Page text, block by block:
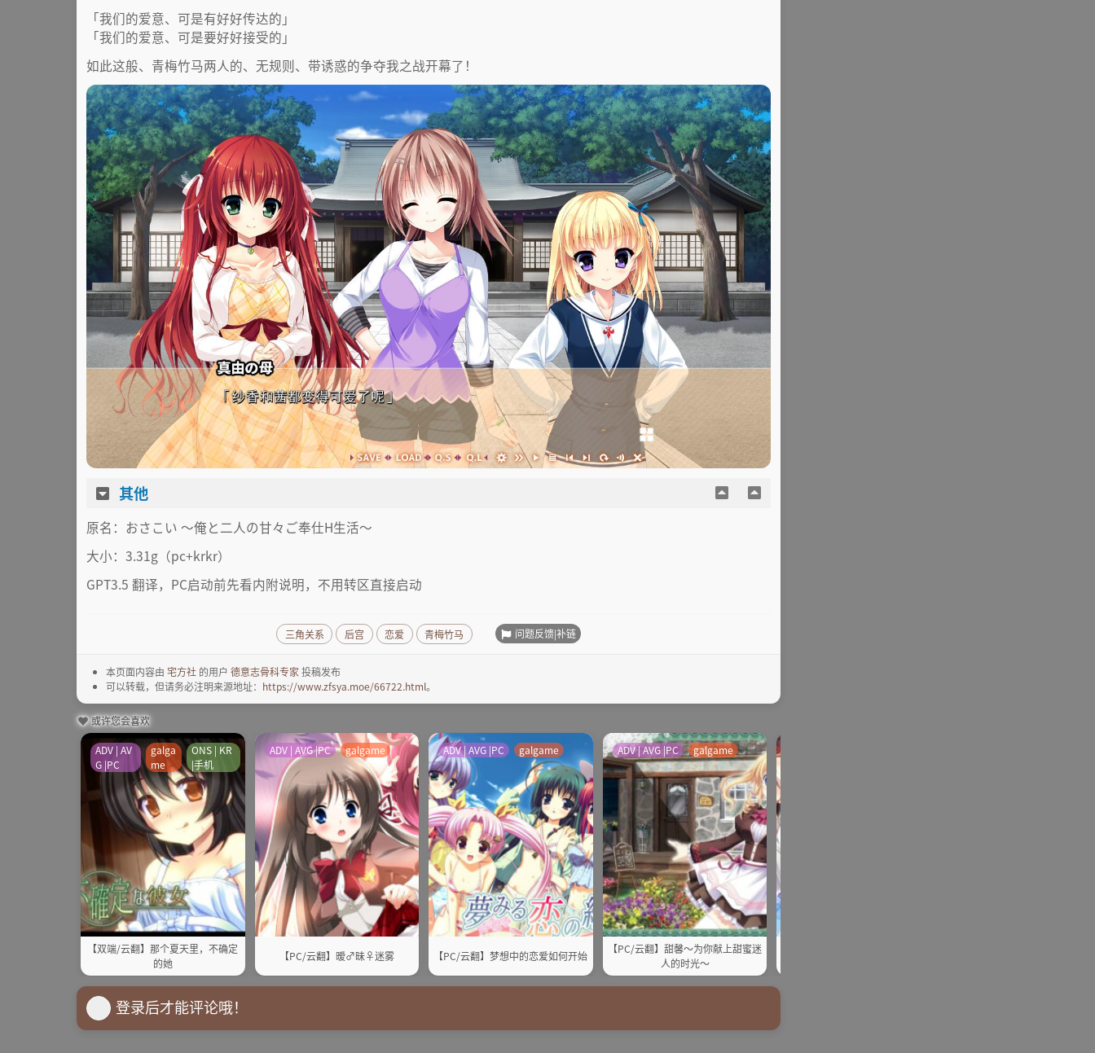
「我们的爱意、可是有好好传达的」
「我们的爱意、可是要好好接受的」
如此这般、青梅竹马两人的、无规则、带诱惑的争夺我之战开幕了！
其他
原名：おさこい ～俺と二人の甘々ご奉仕H生活～
大小：3.31g（pc+krkr）
GPT3.5 翻译，PC启动前先看内附说明，不用转区直接启动
三角关系 后宫 恋爱 青梅竹马 问题反馈|补链
本页面内容由 宅方社 的用户 德意志骨科专家 投稿发布
可以转载，但请务必注明来源地址： https://www.zfsya.moe/66722.html。
或许您会喜欢
【双端/云翻】那个夏天里，不确定
的她
ADV | AV
G |PC
galga
me
ONS | KR
|手机
【PC/云翻】暧♂昧♀迷雾
ADV | AVG |PC galgame
【PC/云翻】梦想中的恋爱如何开始
ADV | AVG |PC galgame
【PC/云翻】甜馨～为你献上甜蜜迷
人的时光～
ADV | AVG |PC galgame
登录后才能评论哦！